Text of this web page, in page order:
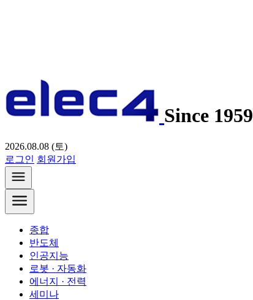
Since 1959
2026.08.08 (토)
로그인 회원가입
종합
반도체
인공지능
로봇 · 자동화
에너지 · 전력
세미나